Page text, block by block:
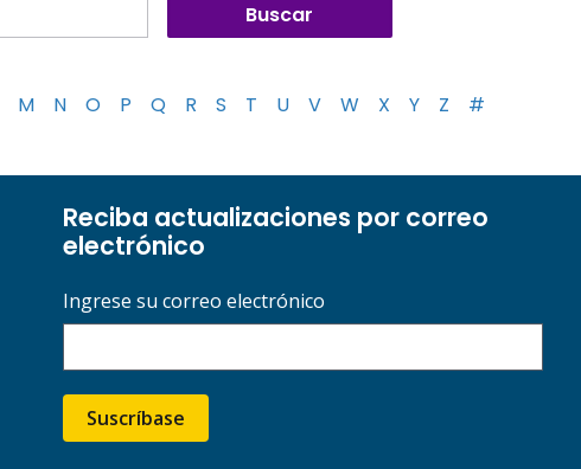
M N O P Q R S T U V W X Y Z #
Reciba actualizaciones por correo
electrónico
Ingrese su correo electrónico
Suscríbase